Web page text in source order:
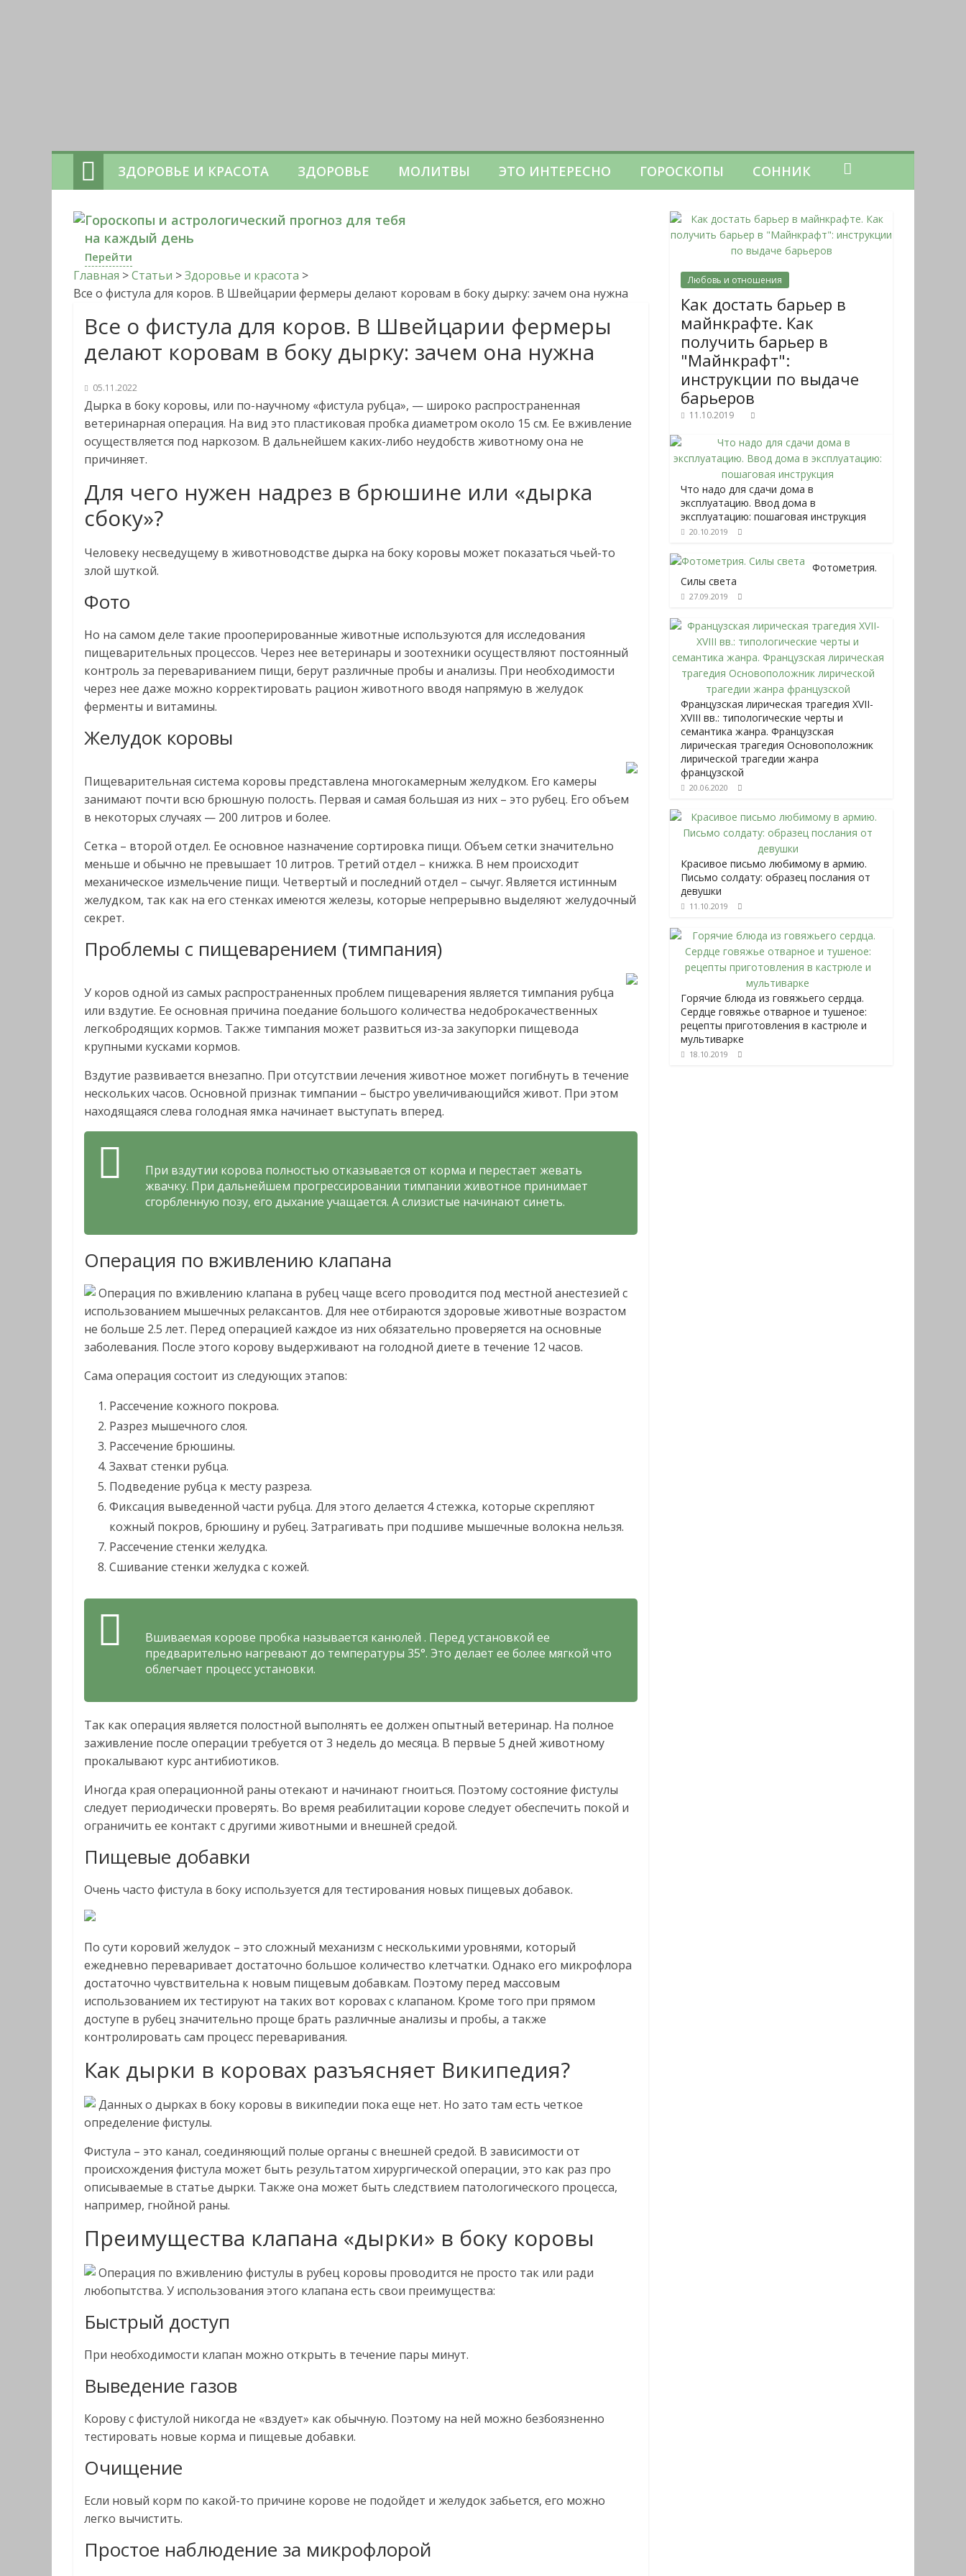
ЗДОРОВЬЕ И КРАСОТА ЗДОРОВЬЕ МОЛИТВЫ ЭТО ИНТЕРЕСНО ГОРОСКОПЫ СОННИК
Гороскопы и астрологический прогноз для тебя
на каждый день
Перейти
Главная >Статьи >Здоровье и красота >
Все о фистула для коров. В Швейцарии фермеры делают коровам в боку дырку: зачем она нужна
Все о фистула для коров. В Швейцарии фермеры
делают коровам в боку дырку: зачем она нужна
05.11.2022
Дырка в боку коровы, или по-научному «фистула рубца», — широко распространенная
ветеринарная операция. На вид это пластиковая пробка диаметром около 15 см. Ее вживление
осуществляется под наркозом. В дальнейшем каких-либо неудобств животному она не
причиняет.
Для чего нужен надрез в брюшине или «дырка
сбоку»?
Человеку несведущему в животноводстве дырка на боку коровы может показаться чьей-то
злой шуткой.
Фото
Но на самом деле такие прооперированные животные используются для исследования
пищеварительных процессов. Через нее ветеринары и зоотехники осуществляют постоянный
контроль за перевариванием пищи, берут различные пробы и анализы. При необходимости
через нее даже можно корректировать рацион животного вводя напрямую в желудок
ферменты и витамины.
Желудок коровы
Пищеварительная система коровы представлена многокамерным желудком. Его камеры
занимают почти всю брюшную полость. Первая и самая большая из них – это рубец. Его объем
в некоторых случаях — 200 литров и более.
Сетка – второй отдел. Ее основное назначение сортировка пищи. Объем сетки значительно
меньше и обычно не превышает 10 литров. Третий отдел – книжка. В нем происходит
механическое измельчение пищи. Четвертый и последний отдел – сычуг. Является истинным
желудком, так как на его стенках имеются железы, которые непрерывно выделяют желудочный
секрет.
Проблемы с пищеварением (тимпания)
У коров одной из самых распространенных проблем пищеварения является тимпания рубца
или вздутие. Ее основная причина поедание большого количества недоброкачественных
легкобродящих кормов. Также тимпания может развиться из-за закупорки пищевода
крупными кусками кормов.
Вздутие развивается внезапно. При отсутствии лечения животное может погибнуть в течение
нескольких часов. Основной признак тимпании – быстро увеличивающийся живот. При этом
находящаяся слева голодная ямка начинает выступать вперед.
При вздутии корова полностью отказывается от корма и перестает жевать
жвачку. При дальнейшем прогрессировании тимпании животное принимает
сгорбленную позу, его дыхание учащается. А слизистые начинают синеть.
Операция по вживлению клапана
Операция по вживлению клапана в рубец чаще всего проводится под местной анестезией с
использованием мышечных релаксантов. Для нее отбираются здоровые животные возрастом
не больше 2.5 лет. Перед операцией каждое из них обязательно проверяется на основные
заболевания. После этого корову выдерживают на голодной диете в течение 12 часов.
Сама операция состоит из следующих этапов:
Рассечение кожного покрова.
Разрез мышечного слоя.
Рассечение брюшины.
Захват стенки рубца.
Подведение рубца к месту разреза.
Фиксация выведенной части рубца. Для этого делается 4 стежка, которые скрепляют
кожный покров, брюшину и рубец. Затрагивать при подшиве мышечные волокна нельзя.
Рассечение стенки желудка.
Сшивание стенки желудка с кожей.
Вшиваемая корове пробка называется канюлей . Перед установкой ее
предварительно нагревают до температуры 35°. Это делает ее более мягкой что
облегчает процесс установки.
Так как операция является полостной выполнять ее должен опытный ветеринар. На полное
заживление после операции требуется от 3 недель до месяца. В первые 5 дней животному
прокалывают курс антибиотиков.
Иногда края операционной раны отекают и начинают гноиться. Поэтому состояние фистулы
следует периодически проверять. Во время реабилитации корове следует обеспечить покой и
ограничить ее контакт с другими животными и внешней средой.
Пищевые добавки
Очень часто фистула в боку используется для тестирования новых пищевых добавок.
По сути коровий желудок – это сложный механизм с несколькими уровнями, который
ежедневно переваривает достаточно большое количество клетчатки. Однако его микрофлора
достаточно чувствительна к новым пищевым добавкам. Поэтому перед массовым
использованием их тестируют на таких вот коровах с клапаном. Кроме того при прямом
доступе в рубец значительно проще брать различные анализы и пробы, а также
контролировать сам процесс переваривания.
Как дырки в коровах разъясняет Википедия?
Данных о дырках в боку коровы в википедии пока еще нет. Но зато там есть четкое
определение фистулы.
Фистула – это канал, соединяющий полые органы с внешней средой. В зависимости от
происхождения фистула может быть результатом хирургической операции, это как раз про
описываемые в статье дырки. Также она может быть следствием патологического процесса,
например, гнойной раны.
Преимущества клапана «дырки» в боку коровы
Операция по вживлению фистулы в рубец коровы проводится не просто так или ради
любопытства. У использования этого клапана есть свои преимущества:
Быстрый доступ
При необходимости клапан можно открыть в течение пары минут.
Выведение газов
Корову с фистулой никогда не «вздует» как обычную. Поэтому на ней можно безбоязненно
тестировать новые корма и пищевые добавки.
Очищение
Если новый корм по какой-то причине корове не подойдет и желудок забьется, его можно
легко вычистить.
Простое наблюдение за микрофлорой
Любовь и отношения
Как достать барьер в
майнкрафте. Как
получить барьер в
"Майнкрафт":
инструкции по выдаче
барьеров
11.10.2019
Что надо для сдачи дома в
эксплуатацию. Ввод дома в
эксплуатацию: пошаговая инструкция
20.10.2019
Фотометрия.
Силы света
27.09.2019
Французская лирическая трагедия XVII-
XVIII вв.: типологические черты и
семантика жанра. Французская
лирическая трагедия Основоположник
лирической трагедии жанра
французской
20.06.2020
Красивое письмо любимому в армию.
Письмо солдату: образец послания от
девушки
11.10.2019
Горячие блюда из говяжьего сердца.
Сердце говяжье отварное и тушеное:
рецепты приготовления в кастрюле и
мультиварке
18.10.2019